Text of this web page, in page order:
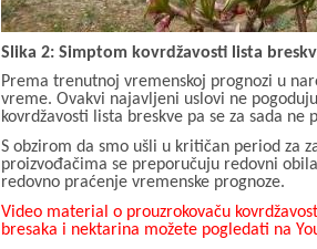
Slika 2: Simptom kovrdžavosti lista
Prema trenutnoj vremenskoj prognozi u
vreme. Ovakvi najavljeni uslovi ne
kovrdžavosti lista breskve pa se za sada
S obzirom da smo ušli u kritičan period za
proizvođačima se preporučuju redovni
redovno praćenje vremenske prognoze.
Video material o prouzrokovaču
bresaka i nektarina možete pogledati na